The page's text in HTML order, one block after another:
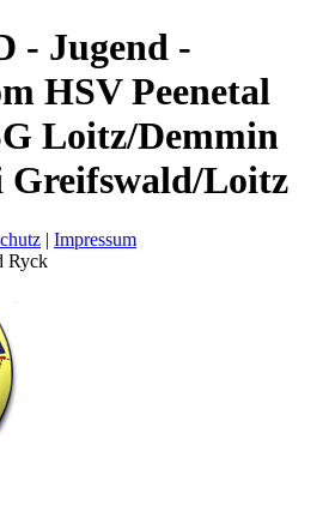
- Jugend -
HSV Peenetal
Loitz/Demmin
Greifswald/Loitz
| Impressum